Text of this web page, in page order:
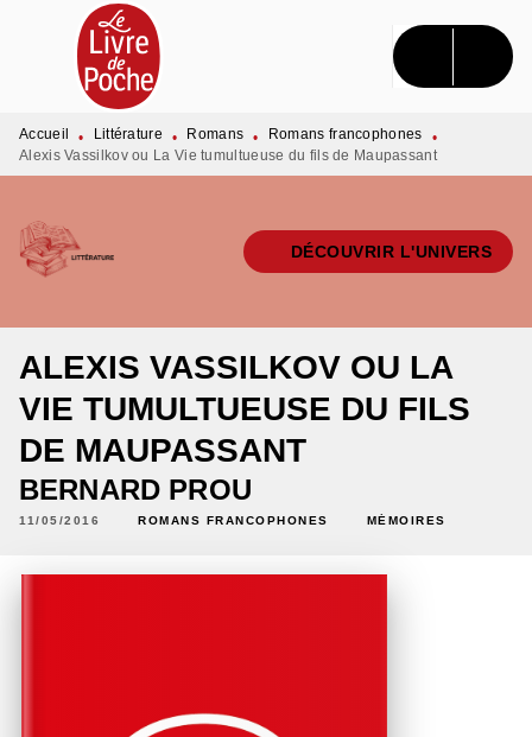
MENU RECHERCHE CONTENU
PIED DE PAGE
Accueil • Littérature • Romans • Romans francophones
•
Alexis Vassilkov ou La Vie tumultueuse du fils de Maupassant
DÉCOUVRIR L'UNIVERS
ALEXIS VASSILKOV OU LA
VIE TUMULTUEUSE DU FILS
DE MAUPASSANT
BERNARD PROU
11/05/2016 ROMANS FRANCOPHONES MÉMOIRES